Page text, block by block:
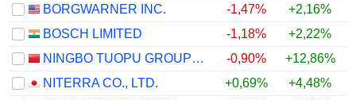
BORGWARNER INC.
-1,47% +2,16%
BOSCH LIMITED
-1,18% +2,22%
NINGBO TUOPU GROUP CO.,LTD.
-0,90% +12,86%
NITERRA CO., LTD.
+0,69% +4,48%